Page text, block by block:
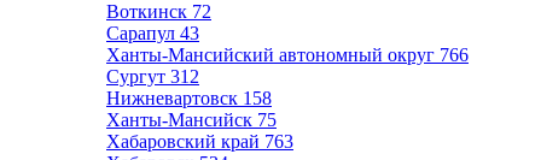
Воткинск 72
Сарапул 43
Ханты-Мансийский автономный округ 766
Сургут 312
Нижневартовск 158
Ханты-Мансийск 75
Хабаровский край 763